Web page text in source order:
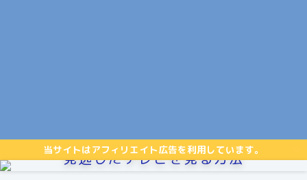
当サイトはアフィリエイト広告を利用しています。
見逃したテレビを見る方法